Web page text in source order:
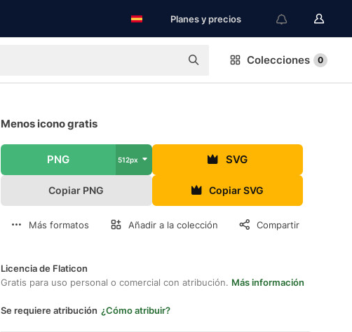
Planes y precios
Colecciones 0
Menos icono gratis
PNG 512px SVG
Copiar PNG Copiar SVG
Más formatos Añadir a la colección Compartir
Licencia de Flaticon
Gratis para uso personal o comercial con atribución. Más información
Se requiere atribución ¿Cómo atribuir?